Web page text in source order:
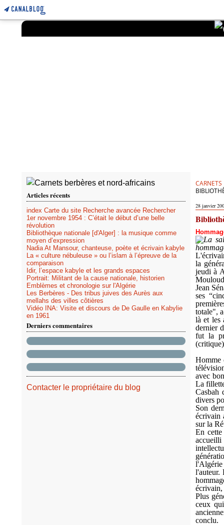
Articles récents
index Carte du site Recherche avancée Rechercher
1er novembre 1954 : C’était le début d’une belle
révolution
Bibliothèque nationale [d'Alger] : la musique comme
moyen d’expression
Nadia At Mansour, chanteuse, poète et écrivain kabyle
La « culture nébuleuse » ou l’islam à l’épreuve de la
comparaison
Idir, l’espace kabyle et les grands espaces
Portrait: Militant de la cause nationale, historien
Emblèmes et chronologie sur l'Algérie
Les Berbères - Des tribus juives des Aurès aux
mellahs des villes côtières
Vidéo INA: Visite et discours de De Gaulle en Kabylie
en 1961
Derniers commentaires
Contacter le propriétaire du blog
CARNETS
28 janvier
La
la
jeudi à
Jean
ses
totale",
là et les
dernier
fut la
Homme
avec
La
Casbah
divers
Son
écrivain
sur la
En
l'Algérie
l'auteur.
écrivain,
Plus
ceux
conclu.